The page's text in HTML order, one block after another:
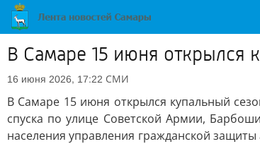
В Самаре 15 июня открылся
16 июня 2026, 17:22 СМИ
В Самаре 15 июня открылся купальный
спуска по улице Советской Армии,
населения управления гражданской